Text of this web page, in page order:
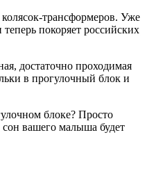
трансформеров. Уже
покоряет российских
достаточно проходимая
в прогулочный блок и
блоке? Просто
вашего малыша будет